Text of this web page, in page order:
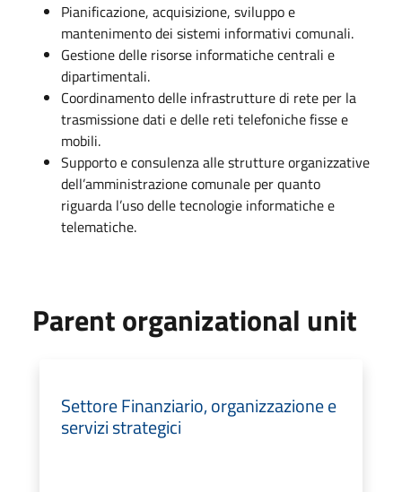
Pianificazione, acquisizione, sviluppo e
mantenimento dei sistemi informativi comunali.
Gestione delle risorse informatiche centrali e
dipartimentali.
Coordinamento delle infrastrutture di rete per la
trasmissione dati e delle reti telefoniche fisse e
mobili.
Supporto e consulenza alle strutture organizzative
dell’amministrazione comunale per quanto
riguarda l’uso delle tecnologie informatiche e
telematiche.
Parent organizational unit
Settore Finanziario, organizzazione e
servizi strategici